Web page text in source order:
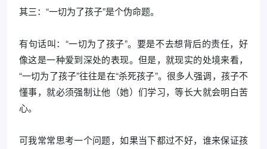
其三：“一切为了孩子”是个伪命题。
有句话叫：“一切为了孩子”。要是不去想背后的责任，好
像这是一种爱到深处的表现。但是，就现实的处境来看，
“一切为了孩子”往往是在“杀死孩子”。很多人强调，孩子不
懂事，就必须强制让他（她）们学习，等长大就会明白苦
心。
可我常常思考一个问题，如果当下都过不好，谁来保证孩